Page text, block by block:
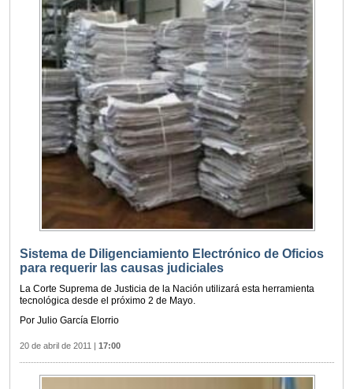
Sistema de Diligenciamiento Electrónico de Oficios
para requerir las causas judiciales
La Corte Suprema de Justicia de la Nación utilizará esta herramienta
tecnológica desde el próximo 2 de Mayo.
Por Julio García Elorrio
20 de abril de 2011 | 17:00